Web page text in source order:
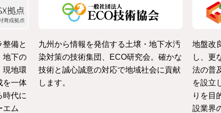
備と
地下の
現地環
を一体
時代に
エム
九州から情報を発信する土壌・地下水汚
染対策の技術集団、ECO研究会。確かな
技術と誠心誠意の対応で地域社会に貢献
します。
地盤改
し、更
法の普
を設立
りを目
設業界